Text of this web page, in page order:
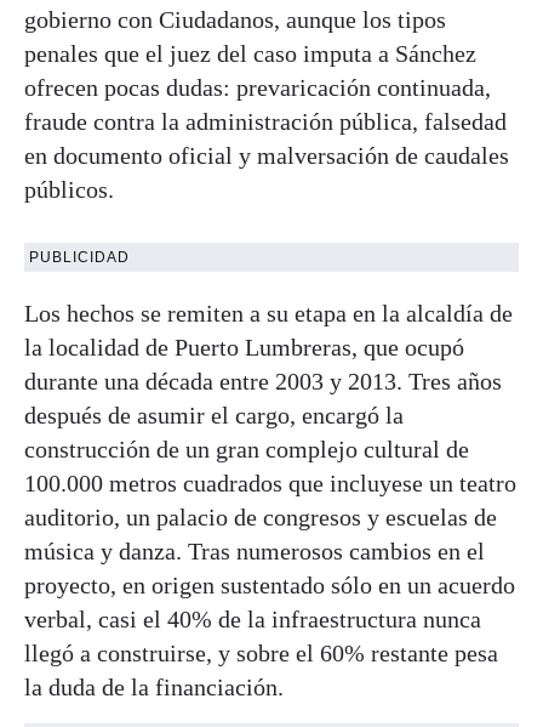
gobierno con Ciudadanos, aunque los tipos
penales que el juez del caso imputa a Sánchez
ofrecen pocas dudas: prevaricación continuada,
fraude contra la administración pública, falsedad
en documento oficial y malversación de caudales
públicos.
PUBLICIDAD
Los hechos se remiten a su etapa en la alcaldía de
la localidad de Puerto Lumbreras, que ocupó
durante una década entre 2003 y 2013. Tres años
después de asumir el cargo, encargó la
construcción de un gran complejo cultural de
100.000 metros cuadrados que incluyese un teatro
auditorio, un palacio de congresos y escuelas de
música y danza. Tras numerosos cambios en el
proyecto, en origen sustentado sólo en un acuerdo
verbal, casi el 40% de la infraestructura nunca
llegó a construirse, y sobre el 60% restante pesa
la duda de la financiación.